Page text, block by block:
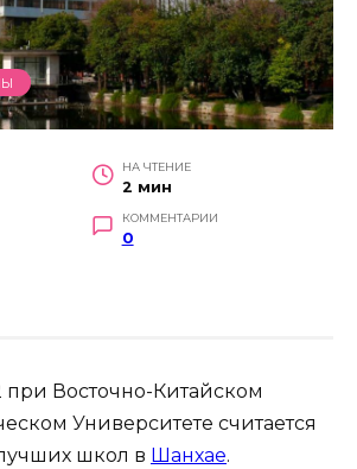
НА ЧТЕНИЕ
2 мин
КОММЕНТАРИИ
0
Восточно-Китайском
Университете считается
школ в Шанхае.